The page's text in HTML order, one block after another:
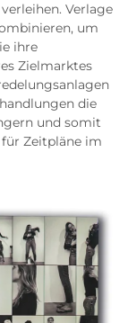
Verlage
um
ihre
Zielmarktes
die
und somit
Zeitpläne im